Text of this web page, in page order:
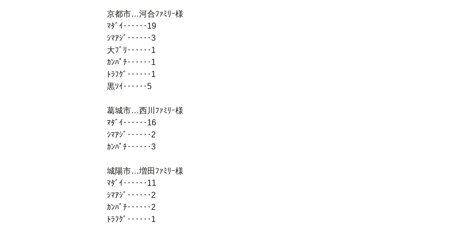
京都市…河合ﾌｧﾐﾘｰ様
ﾏﾀﾞｲ‥‥‥19
ｼﾏｱｼﾞ‥‥‥3
大ﾌﾞﾘ‥‥‥1
ｶﾝﾊﾟﾁ‥‥‥1
ﾄﾗﾌｸﾞ‥‥‥1
黒ｿｲ‥‥‥5
葛城市…西川ﾌｧﾐﾘｰ様
ﾏﾀﾞｲ‥‥‥16
ｼﾏｱｼﾞ‥‥‥2
ｶﾝﾊﾟﾁ‥‥‥3
城陽市…増田ﾌｧﾐﾘｰ様
ﾏﾀﾞｲ‥‥‥11
ｼﾏｱｼﾞ‥‥‥2
ｶﾝﾊﾟﾁ‥‥‥2
ﾄﾗﾌｸﾞ‥‥‥1